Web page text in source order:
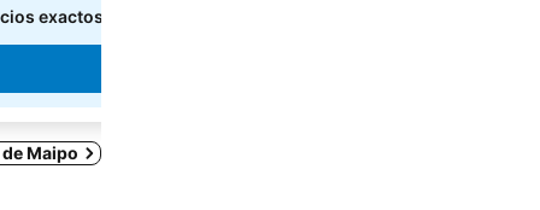
exactos
Maipo